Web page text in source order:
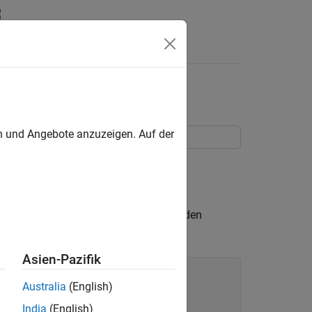
ändern können.
Farbtabelle ändern. Übergeben Sie den
Angebote anzuzeigen. Auf der
Asien-Pazifik
Australia (English)
India (English)